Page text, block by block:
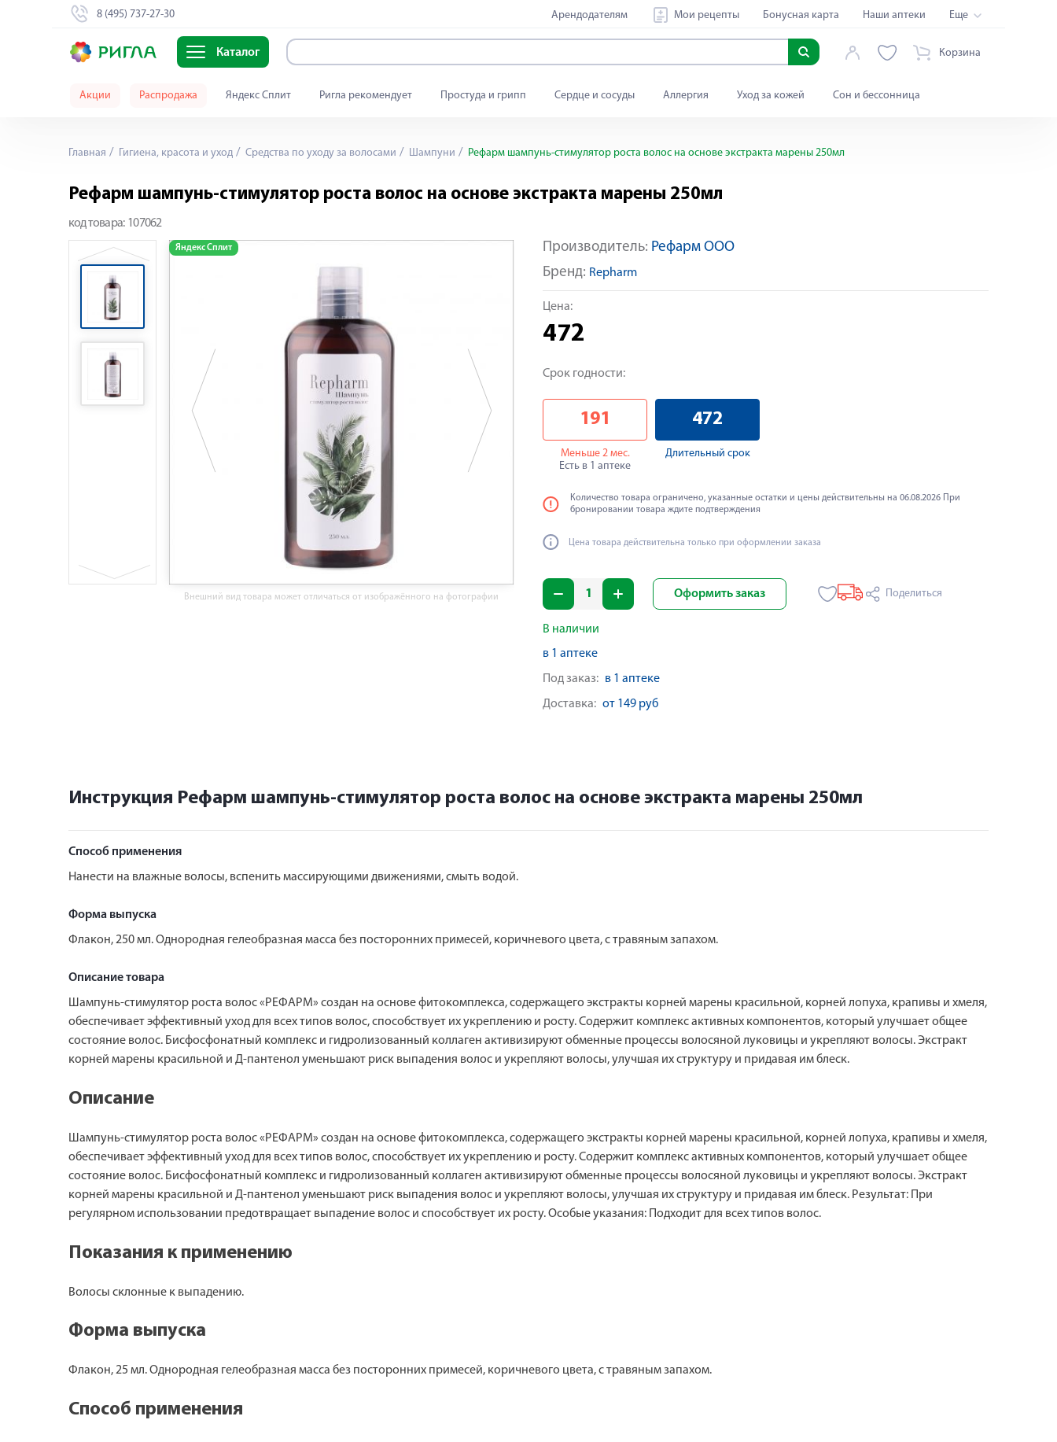
8 (495) 737-27-30 Арендодателям Мои рецепты Бонусная карта Наши аптеки Еще
Каталог Корзина
Акции Распродажа Яндекс Сплит Ригла рекомендует Простуда и грипп Сердце и сосуды Аллергия Уход за кожей Сон и бессонница
Главная Гигиена, красота и уход Средства по уходу за волосами Шампуни Рефарм шампунь-стимулятор роста волос на основе экстракта марены 250мл
Рефарм шампунь-стимулятор роста волос на основе экстракта марены 250мл
код товара: 107062
Яндекс Сплит Яндекс Сплит
Внешний вид товара может отличаться от изображённого на фотографии
Производитель: Рефарм ООО
Бренд: Repharm
Цена:
472
Срок годности:
191
Меньше 2 мес.
Есть в 1 аптеке
472
Длительный срок
Количество товара ограничено, указанные остатки и цены действительны на 06.08.2026 При
бронировании товара ждите подтверждения
Цена товара действительна только при оформлении заказа
Оформить заказ Поделиться
В наличии
в 1 аптеке
Под заказ: в 1 аптеке
Доставка: от 149 руб
Инструкция Рефарм шампунь-стимулятор роста волос на основе экстракта марены 250мл
Способ применения
Нанести на влажные волосы, вспенить массирующими движениями, смыть водой.
Форма выпуска
Флакон, 250 мл. Однородная гелеобразная масса без посторонних примесей, коричневого цвета, с травяным запахом.
Описание товара
Шампунь-стимулятор роста волос «РЕФАРМ» создан на основе фитокомплекса, содержащего экстракты корней марены красильной, корней лопуха, крапивы и хмеля,
обеспечивает эффективный уход для всех типов волос, способствует их укреплению и росту. Содержит комплекс активных компонентов, который улучшает общее
состояние волос. Бисфосфонатный комплекс и гидролизованный коллаген активизируют обменные процессы волосяной луковицы и укрепляют волосы. Экстракт
корней марены красильной и Д-пантенол уменьшают риск выпадения волос и укрепляют волосы, улучшая их структуру и придавая им блеск.
Описание
Шампунь-стимулятор роста волос «РЕФАРМ» создан на основе фитокомплекса, содержащего экстракты корней марены красильной, корней лопуха, крапивы и хмеля,
обеспечивает эффективный уход для всех типов волос, способствует их укреплению и росту. Содержит комплекс активных компонентов, который улучшает общее
состояние волос. Бисфосфонатный комплекс и гидролизованный коллаген активизируют обменные процессы волосяной луковицы и укрепляют волосы. Экстракт
корней марены красильной и Д-пантенол уменьшают риск выпадения волос и укрепляют волосы, улучшая их структуру и придавая им блеск. Результат: При
регулярном использовании предотвращает выпадение волос и способствует их росту. Особые указания: Подходит для всех типов волос.
Показания к применению
Волосы склонные к выпадению.
Форма выпуска
Флакон, 25 мл. Однородная гелеобразная масса без посторонних примесей, коричневого цвета, с травяным запахом.
Способ применения